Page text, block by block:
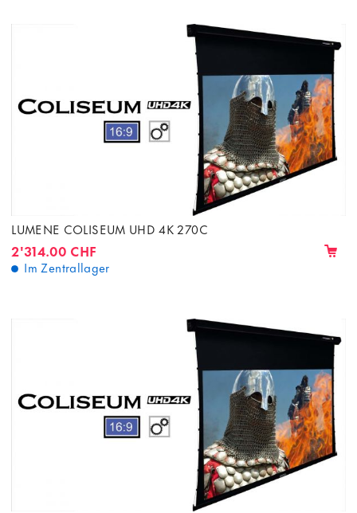
LUMENE COLISEUM UHD 4K 270C
2'314.00 CHF
Im Zentrallager